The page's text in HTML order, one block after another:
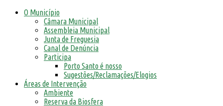
O Município
Câmara Municipal
Assembleia Municipal
Junta de Freguesia
Canal de Denúncia
Participa
Porto Santo é nosso
Sugestões/Reclamações/Elogios
Áreas de Intervenção
Ambiente
Reserva da Biosfera